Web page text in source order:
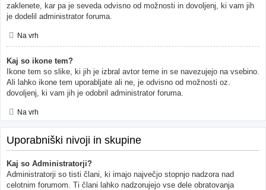
zaklenete, kar pa je seveda odvisno od možnosti in dovoljenj, ki vam jih
je dodelil administrator foruma.
Na vrh
Kaj so ikone tem?
Ikone tem so slike, ki jih je izbral avtor teme in se navezujejo na vsebino.
Ali lahko ikone tem uporabljate ali ne, je odvisno od možnosti oz.
dovoljenj, ki vam jih je odobril administrator foruma.
Na vrh
Uporabniški nivoji in skupine
Kaj so Administratorji?
Administratorji so tisti člani, ki imajo največjo stopnjo nadzora nad
celotnim forumom. Ti člani lahko nadzorujejo vse dele obratovanja